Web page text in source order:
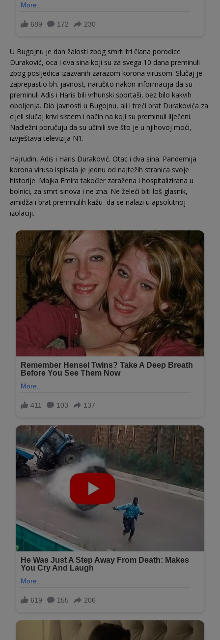
U Bugojnu je dan žalosti zbog smrti tri člana porodice
Duraković, oca i dva sina koji su za svega 10 dana preminuli
zbog posljedica izazvanih zarazom korona virusom. Slučaj je
zaprepastio bh. javnost, naručito nakon informacija da su
preminuli Adis i Haris bili vrhunski sportaši, bez bilo kakvih
oboljenja. Dio javnosti u Bugojnu, ali i treći brat Durakovića za
cijeli slučaj krivi sistem i način na koji su preminuli liječeni.
Nadležni poručuju da su učinili sve što je u njihovoj moći,
izvještava televizija N1.
Hajrudin, Adis i Haris Duraković. Otac i dva sina. Pandemija
korona virusa ispisala je jednu od najtežih stranica svoje
historije. Majka Emira također zaražena i hospitalizirana u
bolnici, za smrt sinova i ne zna. Ne želeći biti loš glasnik,
amidža i brat preminulih kažu da se nalazi u apsolutnoj
izolaciji.